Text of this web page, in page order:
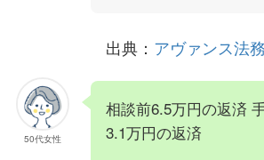
出典： アヴァンス法
50代女性
相談前6.5万円の返済
3.1万円の返済